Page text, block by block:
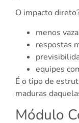
O impacto
menos
respostas
equipes
É o tipo de
maduras
Módulo